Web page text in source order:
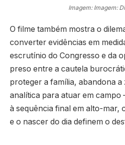
Imagem: Imagem:
O filme também mostra o
converter evidências em
escrutínio do Congresso e da
preso entre a cautela
proteger a família, abandona
analítica para atuar em
à sequência final em alto-mar,
e o nascer do dia definem o